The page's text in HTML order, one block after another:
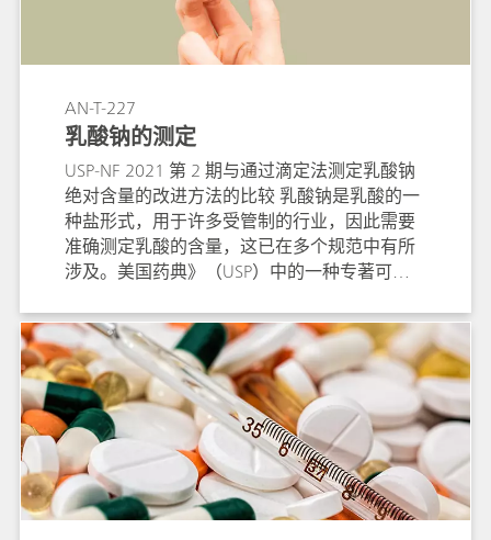
AN-T-227
乳酸钠的测定
USP-NF 2021 第 2 期与通过滴定法测定乳酸钠
绝对含量的改进方法的比较 乳酸钠是乳酸的一
种盐形式，用于许多受管制的行业，因此需要
准确测定乳酸的含量，这已在多个规范中有所
涉及。美国药典》（USP）中的一种专著可实
的滴定剂和溶剂成本较高。 相比之下，瑞士万
通推出的改进方法需要 1:1 的水和丙酮混合
物，并使用盐酸水溶液作为滴定剂，因此与
USP 方法（USP-NF 2021，第 2 期）相比，每
次滴定的成本估计可降低 40%。此外，每次分
析所需的时间仅为 USP 方法的 12%（不包括空
白测定）。 本应用说明介绍了测定乳酸盐含量
的两种方法，并展示了在 OMNIS 系统上获得的
结果。